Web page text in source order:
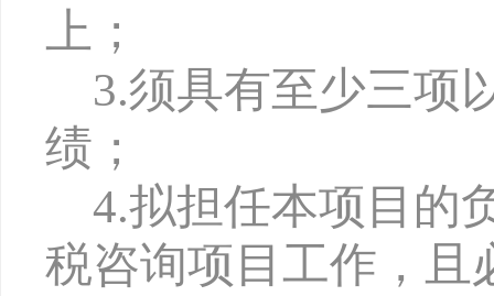
上；
3.须具有至少三项
绩；
4.拟担任本项目的
税咨询项目工作，且